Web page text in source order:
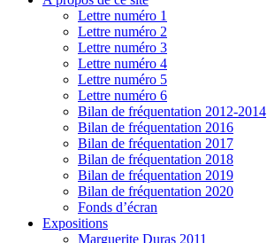
Lettre numéro 1
Lettre numéro 2
Lettre numéro 3
Lettre numéro 4
Lettre numéro 5
Lettre numéro 6
Bilan de fréquentation 2012-2014
Bilan de fréquentation 2016
Bilan de fréquentation 2017
Bilan de fréquentation 2018
Bilan de fréquentation 2019
Bilan de fréquentation 2020
Fonds d’écran
Expositions
Marguerite Duras 2011